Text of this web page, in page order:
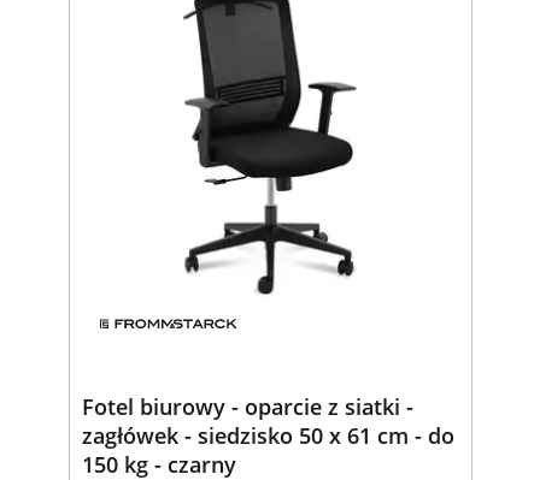
Fotel biurowy - oparcie z siatki -
zagłówek - siedzisko 50 x 61 cm - do
150 kg - czarny